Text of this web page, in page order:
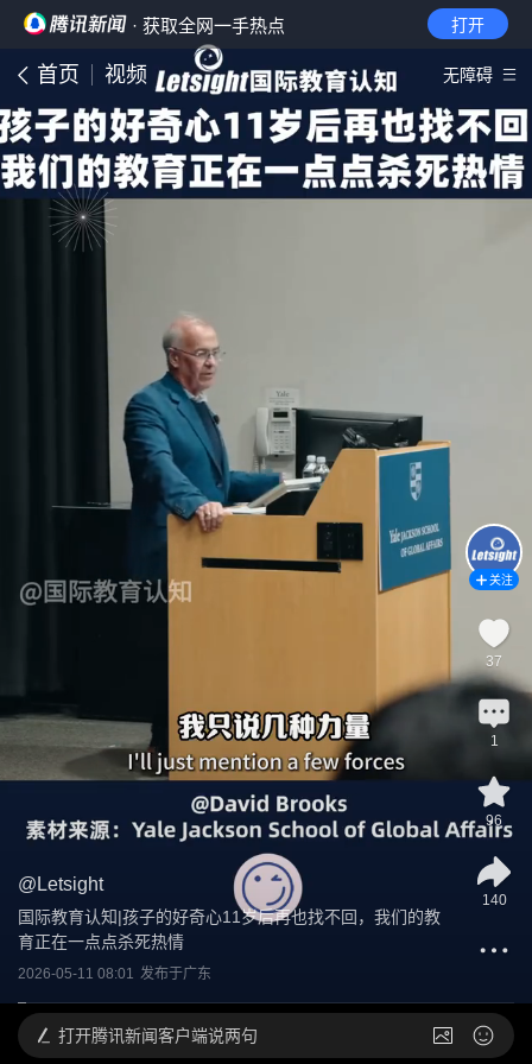
· 获取全网一手热点 打开
首页 视频 无障碍
@ Letsight
国际教育认知|孩子的好奇心11岁后再也找不回，我们的教
育正在一点点杀死热情
2026-05-11 08:01 发布于广东
关注
37
1
96
140
打开腾讯新闻客户端说两句